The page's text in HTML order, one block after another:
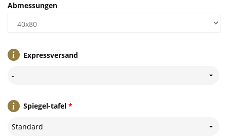
Expressversand
-
*
Spiegel-tafel
Standard
Abmessungen